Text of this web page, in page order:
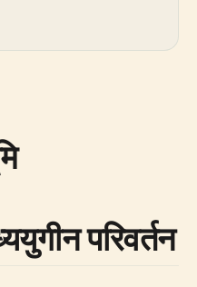
परिवर्तन